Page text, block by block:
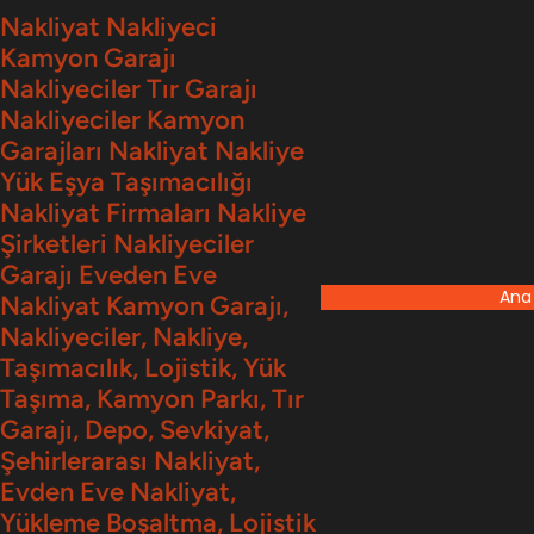
İçeriğe
geç
Nakliyat Nakliyeci
Kamyon Garajı
Nakliyeciler Tır Garajı
Nakliyeciler Kamyon
Garajları Nakliyat Nakliye
Yük Eşya Taşımacılığı
Nakliyat Firmaları Nakliye
Şirketleri Nakliyeciler
Garajı Eveden Eve
Nakliyat Kamyon Garajı,
Nakliyeciler, Nakliye,
Taşımacılık, Lojistik, Yük
Taşıma, Kamyon Parkı, Tır
Garajı, Depo, Sevkiyat,
Şehirlerarası Nakliyat,
Evden Eve Nakliyat,
Yükleme Boşaltma, Lojistik